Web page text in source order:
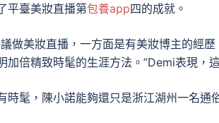
平臺美妝直播第包養app四的成就。
做美妝直播，一方面是有美妝博主的經
加倍精致時髦的生涯方法。”Demi表現，
時髦，陳小諾能夠還只是浙江湖州一名通